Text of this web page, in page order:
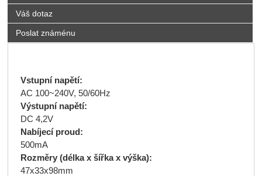
Váš dotaz
Poslat známénu
Vstupní napětí:
AC 100~240V, 50/60Hz
Výstupní napětí:
DC 4,2V
Nabíjecí proud:
500mA
Rozměry (délka x šířka x výška):
47x33x98mm